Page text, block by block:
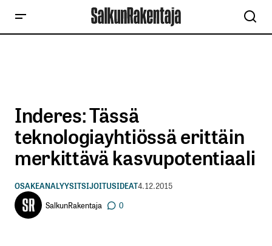
Inderes: Tässä
teknologiayhtiössä erittäin
merkittävä kasvupotentiaali
OSAKEANALYYSITSIJOITUSIDEAT4.12.2015
SalkunRakentaja
0